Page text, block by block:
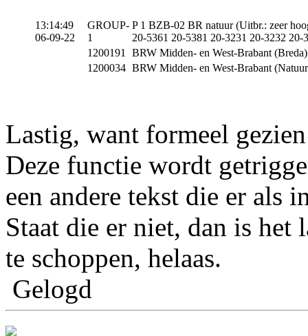
13:14:49
06-09-22
GROUP-
1
P 1 BZB-02 BR natuur (Uitbr.: zeer
20-5361 20-5381 20-3231 20-3232
1200191
BRW Midden- en West-Brabant
1200034 BRW Midden- en West-Brabant
Lastig, want formeel
Deze functie wordt
een andere tekst die er als
Staat die er niet, dan is
te schoppen, helaas.
Gelogd